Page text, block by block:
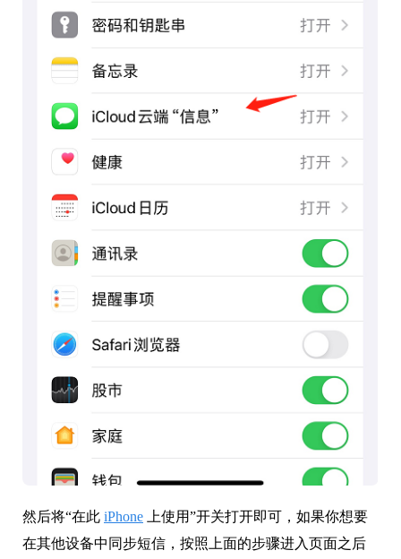
然后将“在此 iPhone 上使用”开关打开即可，如果你想要
在其他设备中同步短信，按照上面的步骤进入页面之后